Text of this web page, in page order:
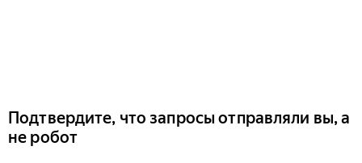
Подтвердите, что запросы отправляли вы, а
не робот